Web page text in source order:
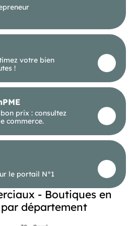
d'atelier ou être loué
: 1 250 euros TTC / mois
euros / mois
euros
en plein centre du
au commerce
et de rentabilité
ou d'activité
votre bien
!
prix : consultez
commerce.
le portail N°1
- Boutiques en
département